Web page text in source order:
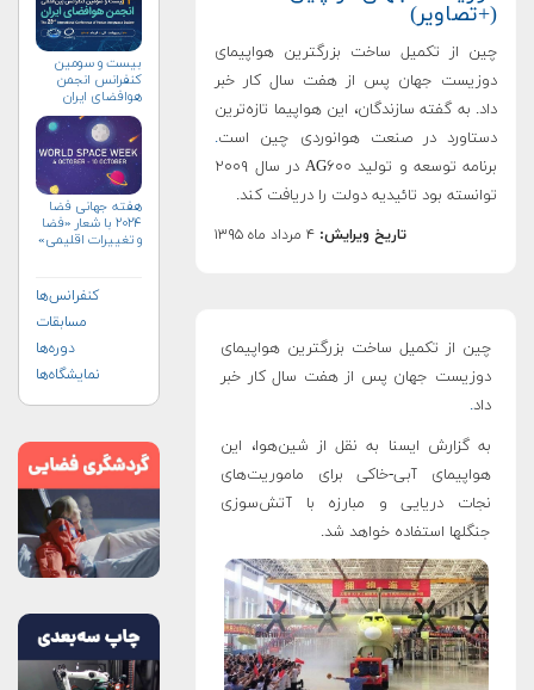
(+تصاویر)
چین از تکمیل ساخت بزرگترین هواپیمای
دوزیست جهان پس از هفت سال کار خبر
داد. به گفته سازندگان، این هواپیما تازه‌ترین
دستاورد در صنعت هوانوردی چین است.
برنامه توسعه و تولید AG۶۰۰ در سال ۲۰۰۹
توانسته بود تائیدیه دولت را دریافت کند.
تاریخ ویرایش: ۴ مرداد ماه ۱۳۹۵
چین از تکمیل ساخت بزرگترین هواپیمای
دوزیست جهان پس از هفت سال کار خبر
داد.
به گزارش ایسنا به نقل از شین‌هوا، این
هواپیمای آبی‌-خاکی برای ماموریت‌های
نجات دریایی و مبارزه با آتش‌سوزی
جنگلها استفاده خواهد شد.
بیست و سومین
کنفرانس انجمن
هوافضای ايران
هفته جهانی فضا
۲۰۲۴ با شعار «فضا
و تغییرات اقلیمی»
کنفرانس‌ها
مسابقات
دوره‌ها
نمایشگاه‌ها